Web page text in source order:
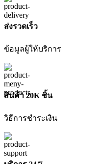
ขัน
01
OCK154-
+แบตเตอรี่
และ
ชาร์จ
ชิ้น
ส่งรวดเร็ว
ข้อมูลผู้ให้บริการ
สินค้า 20K ชิ้น
วิธีการชำระเงิน